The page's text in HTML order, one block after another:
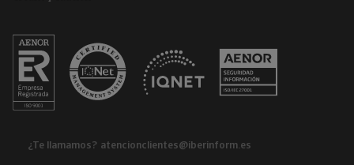
¿Te llamamos? atencionclientes@iberinform.es